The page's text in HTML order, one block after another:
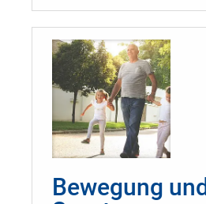
Bewegung und